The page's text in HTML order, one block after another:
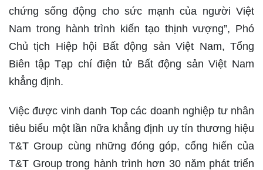
chứng sống động cho sức mạnh của người Việt
Nam trong hành trình kiến tạo thịnh vượng”, Phó
Chủ tịch Hiệp hội Bất động sản Việt Nam, Tổng
Biên tập Tạp chí điện tử Bất động sản Việt Nam
khẳng định.
Việc được vinh danh Top các doanh nghiệp tư nhân
tiêu biểu một lần nữa khẳng định uy tín thương hiệu
T&T Group cùng những đóng góp, cống hiến của
T&T Group trong hành trình hơn 30 năm phát triển